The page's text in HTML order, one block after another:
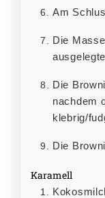
Am
Die Masse in einer mit Backpapier
Die Brownies für 30-35 Minuten backen, je
nachdem
klebrig/
Die
Karamell
Kokosmilch und Kokosblütenzucker in einen